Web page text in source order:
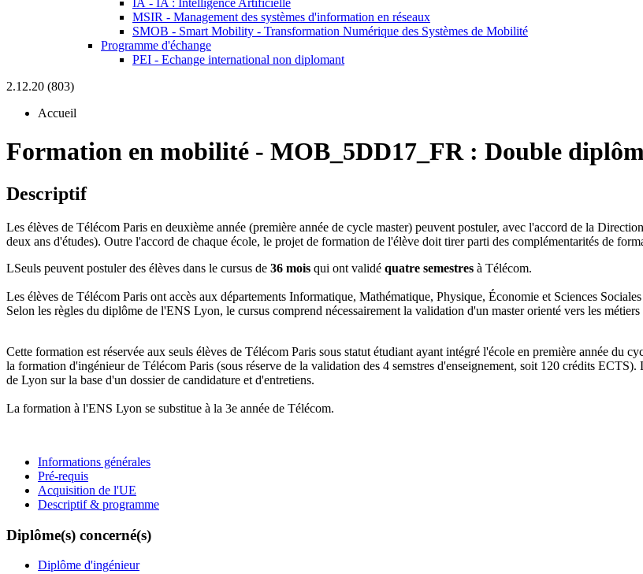
IA - IA : Intelligence Artificielle
MSIR - Management des systèmes d'information en réseaux
SMOB - Smart Mobility - Transformation Numérique des Systèmes de Mobilité
Programme d'échange
PEI - Echange international non diplomant
2.12.20 (803)
Accueil
Formation en mobilité - MOB_5DD17_FR : Double
Descriptif
Les élèves de Télécom Paris en deuxième année (première année de cycle master) peuvent postuler, avec l'accord de la
deux ans d'études). Outre l'accord de chaque école, le projet de formation de l'élève doit tirer parti des complémentarités de
LSeuls peuvent postuler des élèves dans le cursus de 36 mois qui ont validé quatre semestres à Télécom.
Les élèves de Télécom Paris ont accès aux départements Informatique, Mathématique, Physique, Économie et Sciences
Selon les règles du diplôme de l'ENS Lyon, le cursus comprend nécessairement la validation d'un master orienté vers les métiers
Cette formation est réservée aux seuls élèves de Télécom Paris sous statut étudiant ayant intégré l'école en première année du
la formation d'ingénieur de Télécom Paris (sous réserve de la validation des 4 semstres d'enseignement, soit 120 crédits
de Lyon sur la base d'un dossier de candidature et d'entretiens.
La formation à l'ENS Lyon se substitue à la 3e année de Télécom.
Informations générales
Pré-requis
Acquisition de l'UE
Descriptif & programme
Diplôme(s) concerné(s)
Diplôme d'ingénieur